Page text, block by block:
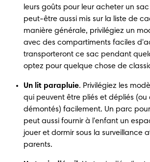
leurs goûts pour leur acheter un
peut-être aussi mis sur la liste de
manière générale, privilégiez un
avec des compartiments faciles
transporteront ce sac pendant
optez pour quelque chose de
Un lit parapluie. Privilégiez les
qui peuvent être pliés et dépliés (ou
démontés) facilement. Un parc
peut aussi fournir à l'enfant un
jouer et dormir sous la surveillance
parents.